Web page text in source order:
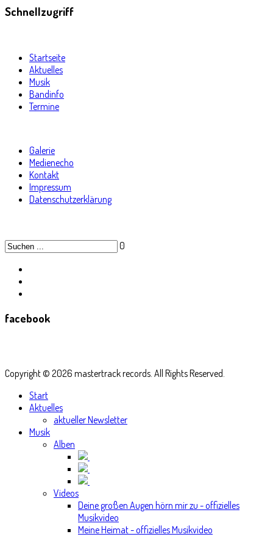
Schnellzugriff
Startseite
Aktuelles
Musik
Bandinfo
Termine
Galerie
Medienecho
Kontakt
Impressum
Datenschutzerklärung
0
facebook
Copyright © 2026 mastertrack records. All Rights Reserved.
Start
Aktuelles
aktueller Newsletter
Musik
Alben
Videos
Deine großen Augen hörn mir zu - offizielles
Musikvideo
Meine Heimat - offizielles Musikvideo